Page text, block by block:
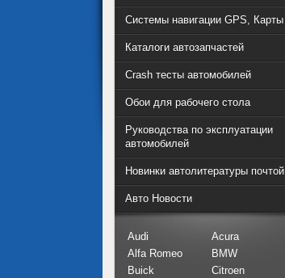
Системы навигации GPS, Карты
Каталоги автозапчастей
Crash тесты автомобилей
Обои для рабочего стола
Руководства по эксплуатации
автомобилей
Новинки автолитературы почтой
Авто Новости
Audi
Acura
Alfa Romeo
BMW
Buick
Citroen